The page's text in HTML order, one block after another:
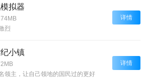
拟器
烈
详情
小镇
领主，让自己领地的国民过的更好
详情